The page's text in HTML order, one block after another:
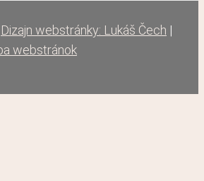
Dizajn webstránky: Lukáš Čech |
webstránok